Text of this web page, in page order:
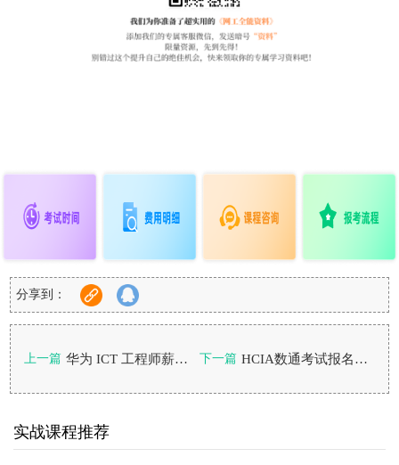
分享到：
上一篇 华为 ICT 工程师薪资怎么样？零基础考哪个最划算？ 下一篇 HCIA数通考试报名入口以及备考方法
实战课程推荐